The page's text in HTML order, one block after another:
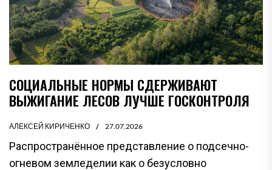
СОЦИАЛЬНЫЕ НОРМЫ СДЕРЖИВАЮТ
ВЫЖИГАНИЕ ЛЕСОВ ЛУЧШЕ ГОСКОНТРОЛЯ
АЛЕКСЕЙ КИРИЧЕНКО 27.07.2026
Распространённое представление о подсечно-
огневом земледелии как о безусловно